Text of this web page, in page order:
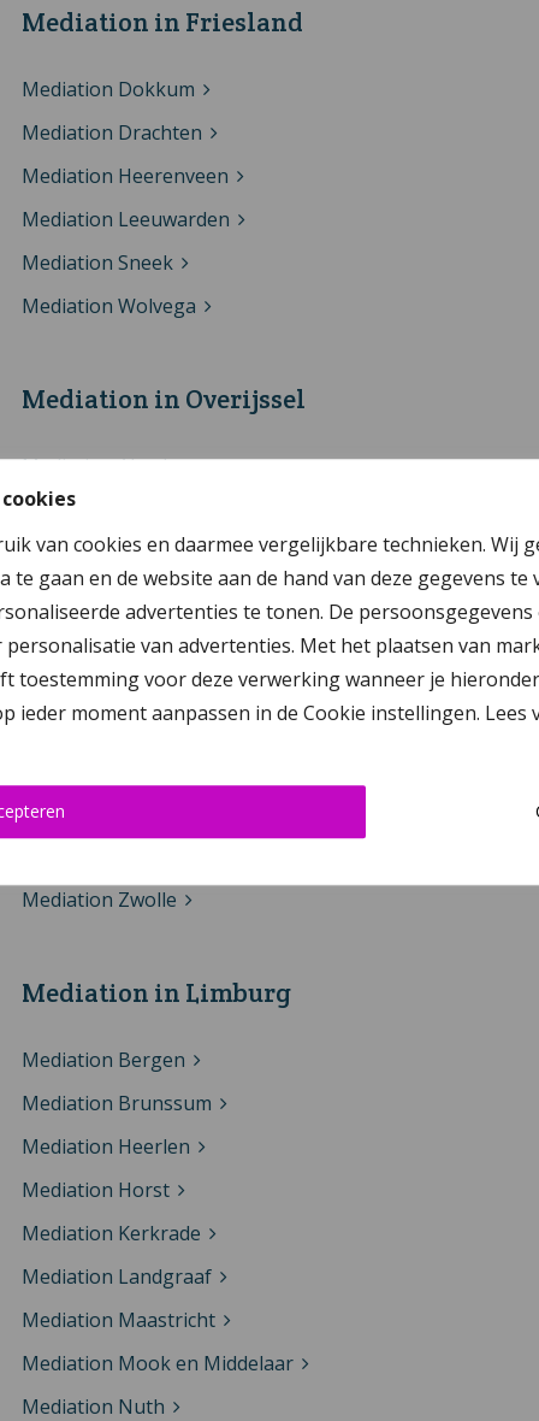
van cookies en daarmee vergelijkbare technieken. Wij
gaan en de website aan de hand van deze gegevens
advertenties te tonen. De
van advertenties. Met het plaatsen van
toestemming voor deze verwerking wanneer je hieronder
ieder moment aanpassen in de Cookie instellingen.
Mediation in Friesland
Mediation Dokkum
Mediation Drachten
Mediation Heerenveen
Mediation Leeuwarden
Mediation Sneek
Mediation Wolvega
Mediation in Overijssel
Mediation Almelo
Mediation Deventer
Mediation Enschede
Mediation Genemuiden
Mediation Hengelo
Mediation Kampen
Mediation Raalte
Mediation Steenwijk
Mediation Zwolle
Mediation in Limburg
Mediation Bergen
Mediation Brunssum
Mediation Heerlen
Mediation Horst
Mediation Kerkrade
Mediation Landgraaf
Mediation Maastricht
Mediation Mook en Middelaar
Mediation Nuth